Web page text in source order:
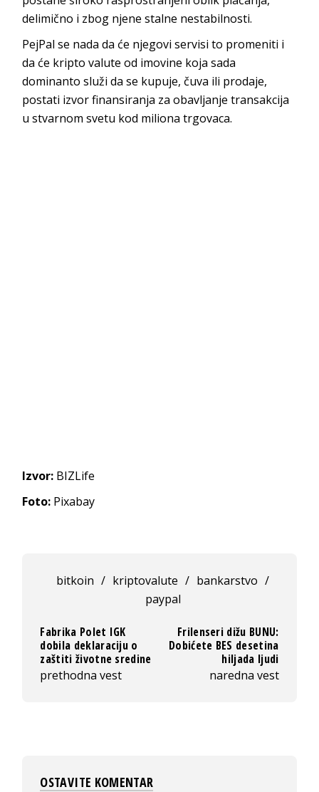
delimično i zbog njene stalne nestabilnosti.
PejPal se nada da će njegovi servisi to promeniti i
da će kripto valute od imovine koja sada
dominanto služi da se kupuje, čuva ili prodaje,
postati izvor finansiranja za obavljanje transakcija
u stvarnom svetu kod miliona trgovaca.
Izvor: BIZLife
Foto: Pixabay
bitkoin / kriptovalute / bankarstvo /
paypal
Fabrika Polet IGK
dobila deklaraciju o
zaštiti životne sredine
prethodna vest
Frilenseri dižu BUNU:
Dobićete BES desetina
hiljada ljudi
naredna vest
OSTAVITE KOMENTAR